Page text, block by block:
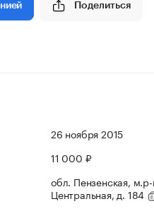
Поделиться
26 ноября 2015
11 000 ₽
обл. Пензенская,
Центральная, д. 184